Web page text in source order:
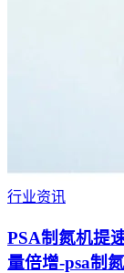
行业资讯
PSA制氮机提
量倍增-psa制